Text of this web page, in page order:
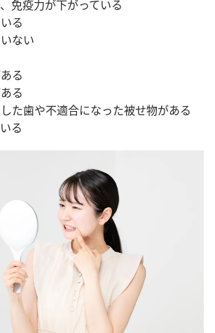
免疫力が下がっている
る
ない
る
る
た歯や不適合になった被せ物がある
る